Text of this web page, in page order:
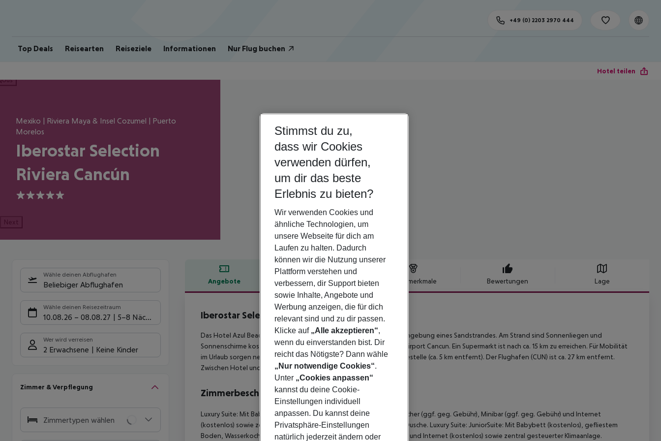
Top Deals Reisearten Reiseziele Informationen Nur Flug buchen
+49 (0) 2203 2970 444
Hotel teilen
Mexiko | Riviera Maya & Insel Cozumel | Puerto
Morelos
Iberostar Selection
Riviera Cancún
5
Next
Wähle deinen Abflughafen
Beliebiger Abflughafen
Wähle deinen Reisezeitraum
10.08.26 – 08.08.27 5-8 Nächte
Wer wird verreisen
2 Erwachsene Keine Kinder
Zimmer & Verpflegung
Zimmertypen wählen
Angebote Hotelbeschreibung Hotelmerkmale Bewertungen Lage
Hotelbeschreibung
Iberostar Selection Riviera Cancún
Das Hotel Azul Beach Resort Riviera Cancun by Karisma liegt in der Umgebung eines Sandstrandes. Am Strand sind Sonnenliegen und
Sonnenschirme kostenlos verfügbar. Die nächstgelegene Stadt ist Airport Cancun. Ein Supermarkt ist nach ca. 15 km zu erreichen. Für Mobilität
im Urlaub sorgen neben einem Mietwagen-Verleih auch eine Bushaltestelle (ca. 5 km entfernt). Der Flughafen (CUN) ist ca. 27 km entfernt.
Zwischen Hotel und Flughafen verkehrt ein Shuttle (gegen Gebühr).
Zimmerbeschreibung
Luxury Suite: Mit Babybett (kostenlos), gefliestem Boden, Wasserkocher (ggf. geg. Gebühr), Minibar (ggf. geg. Gebühr) und Internet
(kostenlos) sowie zentral gesteuerter Klimaanlage. Badezimmer mit Dusche. Luxury Suite: JuniorSuite: Mit Babybett (kostenlos), gefliestem
Boden, Wasserkocher (ggf. geg. Gebühr), Minibar (ggf. geg. Gebühr) und Internet (kostenlos) sowie zentral gesteuerter Klimaanlage.
Stimmst du zu,
dass wir Cookies
verwenden dürfen,
um dir das beste
Erlebnis zu bieten?
Wir verwenden Cookies und
ähnliche Technologien, um
unsere Webseite für dich am
Laufen zu halten. Dadurch
können wir die Nutzung unserer
Plattform verstehen und
verbessern, dir Support bieten
sowie Inhalte, Angebote und
Werbung anzeigen, die für dich
relevant sind und zu dir passen.
Klicke auf „Alle akzeptieren“,
wenn du einverstanden bist. Dir
reicht das Nötigste? Dann wähle
„Nur notwendige Cookies“.
Unter „Cookies anpassen“
kannst du deine Cookie-
Einstellungen individuell
anpassen. Du kannst deine
Privatsphäre-Einstellungen
natürlich jederzeit ändern oder